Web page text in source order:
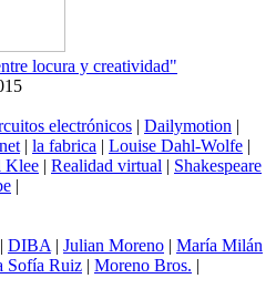
locura y creatividad"
electrónicos | Dailymotion |
| la fabrica | Louise Dahl-Wolfe |
Klee | Realidad virtual | Shakespeare
|
| DIBA | Julian Moreno | María Milán
Sofía Ruiz | Moreno Bros. |